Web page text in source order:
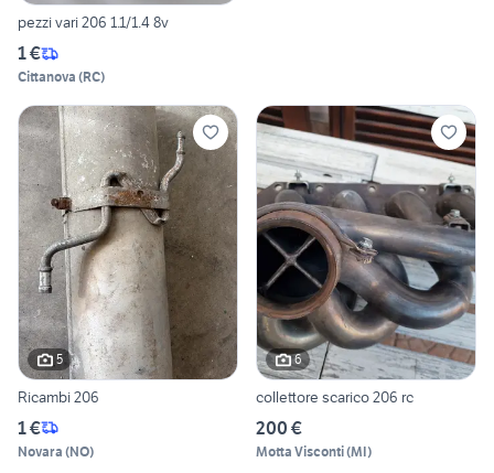
pezzi vari 206 1.1/1.4 8v
1 €
Cittanova (RC)
5
Ricambi 206
1 €
Novara (NO)
6
collettore scarico 206 rc
200 €
Motta Visconti(MI)